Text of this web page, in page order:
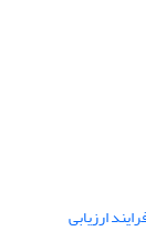
ارزیابی